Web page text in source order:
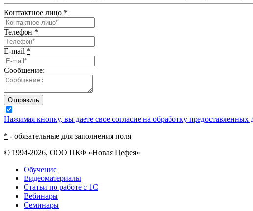
Контактное лицо *
Телефон *
E-mail *
Сообщение:
Отправить
Нажимая кнопку, вы даете свое согласие на обработку предоставленных
* - обязательные для заполнения поля
© 1994-2026, ООО ПКФ «Новая Цефея»
Обучение
Видеоматериалы
Статьи по работе с 1С
Вебинары
Семинары